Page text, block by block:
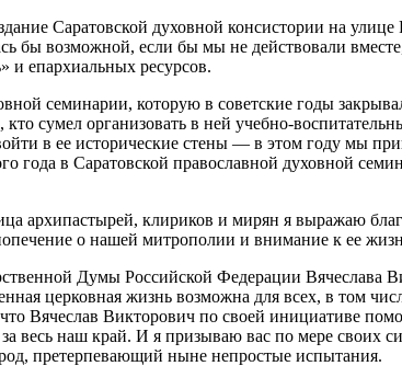
Саратовской духовной консистории на
бы возможной, если бы мы не действовали
и епархиальных ресурсов.
семинарии, которую в советские годы
сумел организовать в ней учебно-
в ее исторические стены — в этом году мы
года в Саратовской православной духовной
архипастырей, клириков и мирян я выражаю
о нашей митрополии и внимание к ее
Думы Российской Федерации Вячеслава
церковная жизнь возможна для всех, в том
Вячеслав Викторович по своей инициативе
весь наш край. И я призываю вас по мере своих
претерпевающий ныне непростые испытания.